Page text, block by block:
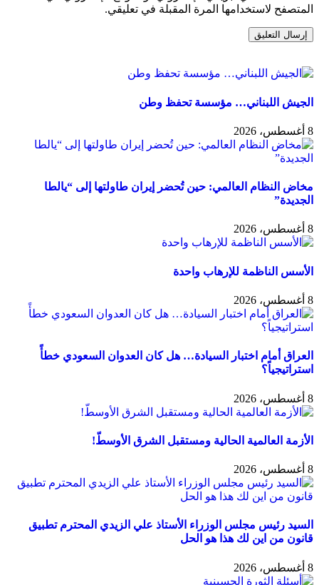
المتصفح لاستخدامها المرة المقبلة في تعليقي.
الجيش اللبناني… مؤسسة تحفظ وطن
8 أغسطس، 2026
مخاض النظام العالمي: حين تُحضر إيران طاولتها إلى “يالطا
الجديدة”
8 أغسطس، 2026
الأسس الناظمة للإرهاب واحدة
8 أغسطس، 2026
العراق أمام اختبار السيادة… هل كان العدوان السعودي خطأً
استراتيجياً؟
8 أغسطس، 2026
الأزمة العالمية الحالية ومستقبل الشرق الأوسطّ!
8 أغسطس، 2026
السيد رئيس مجلس الوزراء الأستاذ علي الزيدي المحترم تطبيق
قانون من اين لك هذا هو الحل
8 أغسطس، 2026